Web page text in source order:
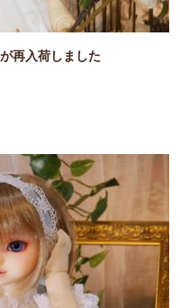
再入荷しました